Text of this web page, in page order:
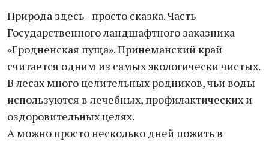
Природа здесь - просто сказка. Часть
Государственного ландшафтного заказника
«Гродненская пуща». Принеманский край
считается одним из самых экологически чистых.
В лесах много целительных родников, чьи воды
используются в лечебных, профилактических и
оздоровительных целях.
А можно просто несколько дней пожить в